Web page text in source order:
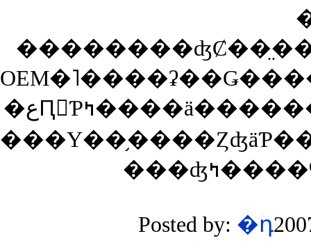
�عԤ򤷤Ƥߤ����ä������Ǥ�����������٤ǥ��졼
Posted by: